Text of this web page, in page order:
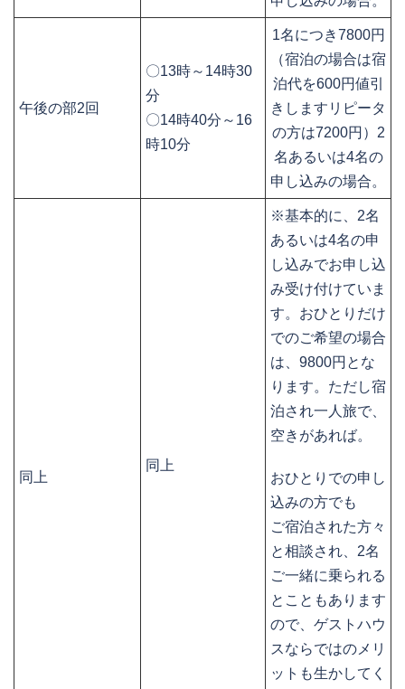
午後の部2回
〇13時～14時30
分
〇14時40分～16
時10分
1名につき7800円
（宿泊の場合は宿
泊代を600円値引
きしますリピータ
の方は7200円）2
名あるいは4名の
申し込みの場合。
同上
同上
※基本的に、2名
あるいは4名の申
し込みでお申し込
み受け付けていま
す。おひとりだけ
でのご希望の場合
は、9800円とな
ります。ただし宿
泊され一人旅で、
空きがあれば。
おひとりでの申し
込みの方でも
ご宿泊された方々
と相談され、2名
ご一緒に乗られる
とこともあります
ので、ゲストハウ
スならではのメリ
ットも生かしてく